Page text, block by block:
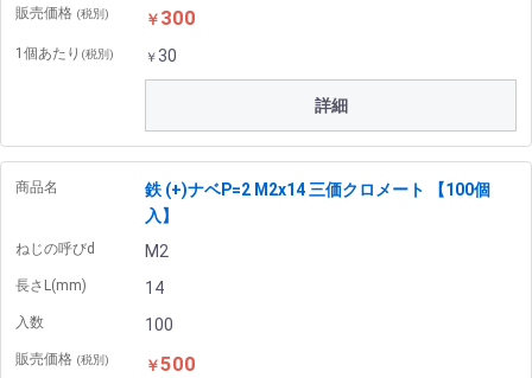
販売価格 (税別) ￥ 300
1個あたり (税別) ￥ 30
詳細
商品名
鉄 (+)ナベP=2 M2x14 三価クロメート 【100個
入】
ねじの呼びd M2
長さL(mm) 14
入数 100
販売価格 (税別) ￥500